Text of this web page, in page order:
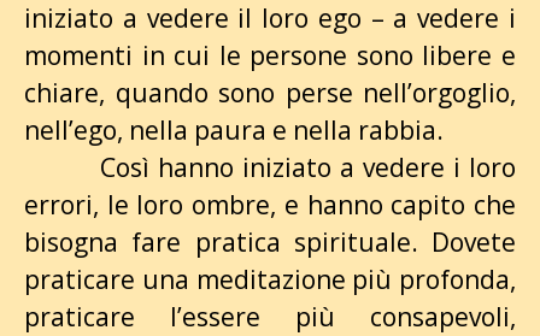
iniziato a vedere il loro ego – a vedere i
momenti in cui le persone sono libere e
chiare, quando sono perse nell’orgoglio,
nell’ego, nella paura e nella rabbia.
Così hanno iniziato a vedere i loro
errori, le loro ombre, e hanno capito che
bisogna fare pratica spirituale. Dovete
praticare una meditazione più profonda,
praticare l’essere più consapevoli,